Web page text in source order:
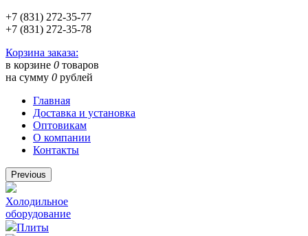
+7 (831) 272-35-77
+7 (831) 272-35-78
Корзина заказа:
в корзине 0 товаров
на сумму 0 рублей
Главная
Доставка и установка
Оптовикам
О компании
Контакты
Previous
Холодильное
оборудование
Плиты